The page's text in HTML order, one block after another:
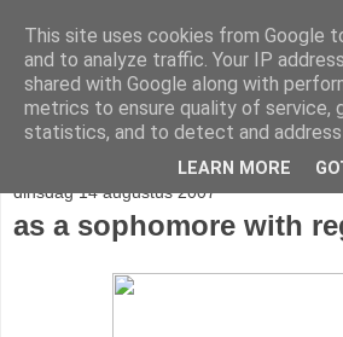
stereo
dinsdag 14 augustus 2007
as a sophomore with
This site uses cookies from Google
and to analyze traffic. Your IP
shared with Google along with
metrics to ensure quality of service,
statistics, and to detect and address
LEARN MORE